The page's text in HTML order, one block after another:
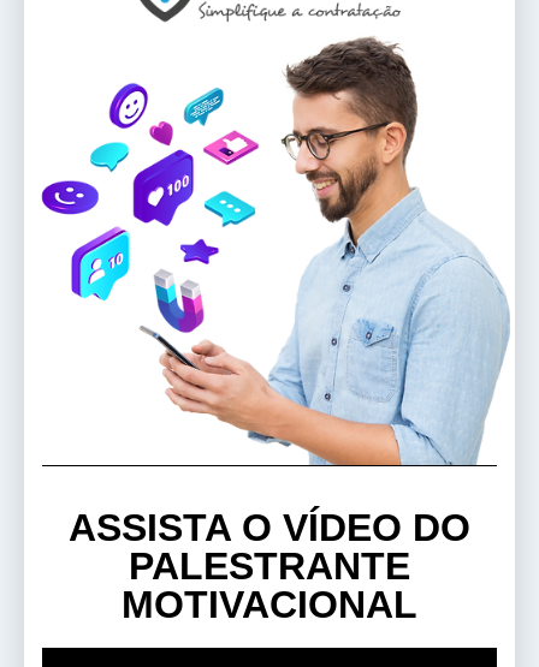
ASSISTA O VÍDEO DO
PALESTRANTE
MOTIVACIONAL